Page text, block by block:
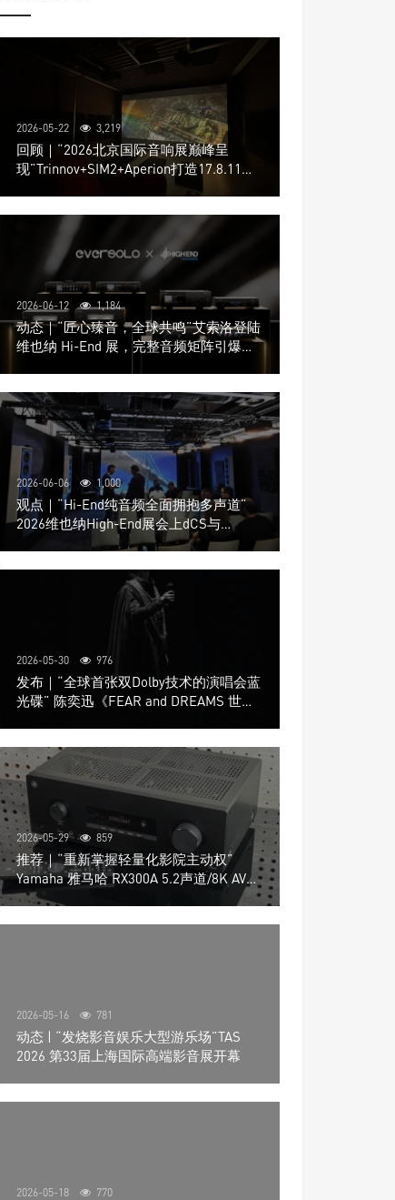
2026-05-22 3,219
回顾｜“2026北京国际音响展巅峰呈
现”Trinnov+SIM2+Aperion打造17.8.11声
2026-06-12 1,184
动态｜“匠心臻音，全球共鸣”艾索洛登陆
维也纳 Hi-End 展，完整音频矩阵引爆关
2026-06-06 1,000
观点｜“Hi-End纯音频全面拥抱多声道”
2026维也纳High-End展会上dCS与
Trinnov Audio搭建多声道演示系统
2026-05-30 976
发布｜“全球首张双Dolby技术的演唱会蓝
光碟” 陈奕迅《FEAR and DREAMS 世界
2026-05-29 859
推荐｜“重新掌握轻量化影院主动权”
Yamaha 雅马哈 RX300A 5.2声道/8K AV放
大器
2026-05-16 781
动态 | “发烧影音娱乐大型游乐场”TAS
2026 第33届上海国际高端影音展开幕
2026-05-18 770